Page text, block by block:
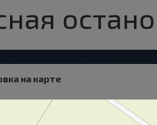
на карте